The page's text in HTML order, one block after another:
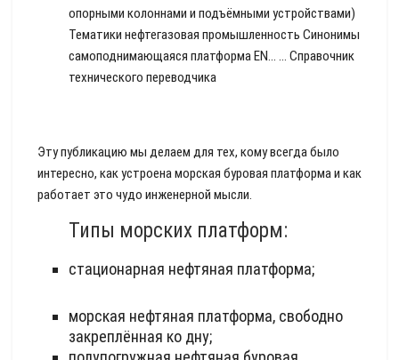
опорными колоннами и подъёмными устройствами)
Тематики нефтегазовая промышленность Синонимы
самоподнимающаяся платформа EN… … Справочник
технического переводчика
Эту публикацию мы делаем для тех, кому всегда было
интересно, как устроена морская буровая платформа и как
работает это чудо инженерной мысли.
Типы морских платформ:
стационарная нефтяная платформа;
морская нефтяная платформа, свободно
закреплённая ко дну;